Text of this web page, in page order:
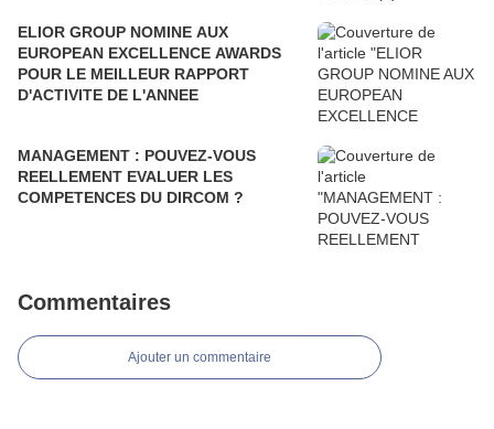
ELIOR GROUP NOMINE AUX
EUROPEAN EXCELLENCE AWARDS
POUR LE MEILLEUR RAPPORT
D'ACTIVITE DE L'ANNEE
MANAGEMENT : POUVEZ-VOUS
REELLEMENT EVALUER LES
COMPETENCES DU DIRCOM ?
Commentaires
Ajouter un commentaire